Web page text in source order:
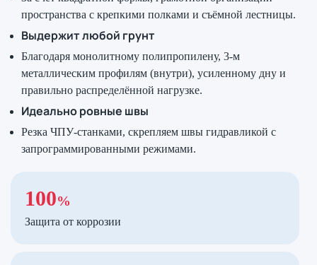
пространства с крепкими полками и съёмной лестницы.
Выдержит любой грунт
Благодаря монолитному полипропилену, 3-м
металлическим профилям (внутри), усиленному дну и
правильно распределённой нагрузке.
Идеально ровные швы
Резка ЧПУ-станками, скрепляем швы гидравликой с
запрограммированными режимами.
100%
Защита от коррозии